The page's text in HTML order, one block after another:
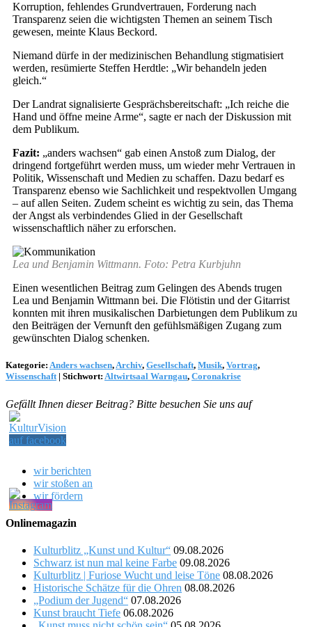
Korruption, fehlendes Grundvertrauen, Forderung nach
Transparenz seien die wichtigsten Themen an seinem Tisch
gewesen, meinte Klaus Beckord.
Niemand dürfe in der medizinischen Behandlung stigmatisiert
werden, resümierte Steffen Herdtle: „Wir behandeln jeden
gleich.“
Der Landrat signalisierte Gesprächsbereitschaft: „Ich reiche die
Hand und öffne meine Arme“, sagte er nach der Diskussion mit
dem Publikum.
Fazit: „anders wachsen“ gab einen Anstoß zum Dialog, der
dringend fortgeführt werden muss, um wieder mehr Vertrauen in
Politik, Wissenschaft und Medien zu schaffen. Dazu bedarf es
Transparenz ebenso wie Sachlichkeit und respektvollen Umgang
– auf allen Seiten. Zudem scheint es wichtig zu sein, das Thema
der Angst als verbindendes Glied in der Gesellschaft
wissenschaftlich näher zu erforschen.
Lea und Benjamin Wittmann. Foto: Petra Kurbjuhn
Einen wesentlichen Beitrag zum Gelingen des Abends trugen
Lea und Benjamin Wittmann bei. Die Flötistin und der Gitarrist
konnten mit ihren musikalischen Darbietungen dem Publikum zu
den Beiträgen der Vernunft den gefühlsmäßigen Zugang zum
gewünschten Dialog schenken.
Kategorie: Anders wachsen,Archiv, Gesellschaft, Musik, Vortrag,
Wissenschaft| Stichwort: Altwirtsaal Warngau, Coronakrise
Gefällt Ihnen dieser Beitrag? Bitte besuchen Sie uns auf
wir berichten
wir stoßen an
wir fördern
Onlinemagazin
Kulturblitz „Kunst und Kultur“ 09.08.2026
Schwarz ist nun mal keine Farbe 09.08.2026
Kulturblitz | Furiose Wucht und leise Töne 08.08.2026
Historische Schätze für die Ohren 08.08.2026
„Podium der Jugend“ 07.08.2026
Kunst braucht Tiefe 06.08.2026